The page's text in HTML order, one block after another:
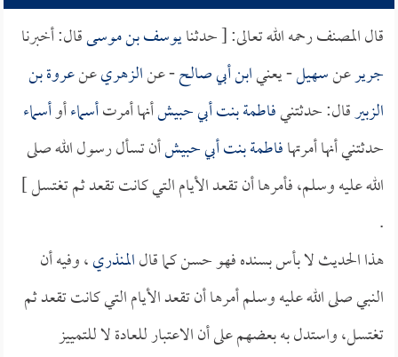
قال المصنف رحمه الله تعالى: [ حدثنايوسف بن موسىقال: أخبرنا
جريرعنسهيل- يعنيابن أبي صالح- عنالزهريعنعروة بن
الزبيرقال: حدثتنيفاطمة بنت أبي حبيشأنها أمرتأسماءأوأسماء
حدثتني أنها أمرتهافاطمة بنت أبي حبيشأن تسأل رسول الله صلى
الله عليه وسلم، فأمرها أن تقعد الأيام التي كانت تقعد ثم تغتسل ]
.
هذا الحديث لا بأس بسنده فهو حسن كما قالالمنذري، وفيه أن
النبي صلى الله عليه وسلم أمرها أن تقعد الأيام التي كانت تقعد ثم
تغتسل، واستدل به بعضهم على أن الاعتبار للعادة لا للتمييز